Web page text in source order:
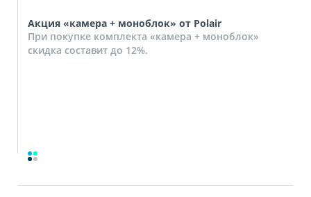
Акция «камера + моноблок» от Polair
При покупке комплекта «камера + моноблок»
скидка составит до 12%.